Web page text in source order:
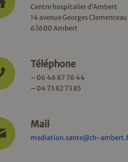
Centre hospitalier d’Ambert
14 avenue Georges Clemenceau
63600 Ambert
Téléphone
– 06 46 87 76 44
– 04 73 82 73 85
Mail
mediation.sante@ch-